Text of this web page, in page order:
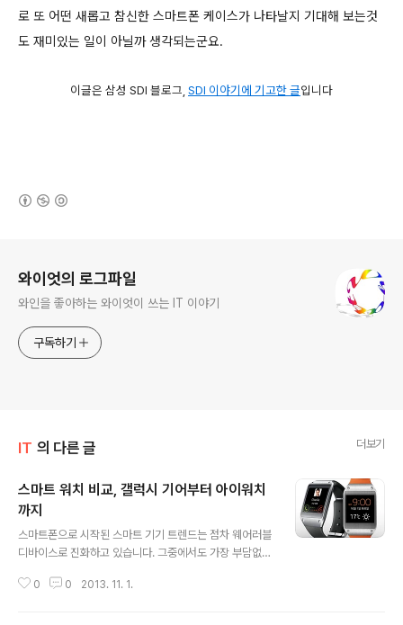
로 또 어떤 새롭고 참신한 스마트폰 케이스가 나타날지 기대해 보는것
도 재미있는 일이 아닐까 생각되는군요.
이글은 삼성 SDI 블로그, SDI 이야기에 기고한 글입니다
와이엇의 로그파일
와인을 좋아하는 와이엇이 쓰는 IT 이야기
구독하기
IT 의 다른 글 더보기
스마트 워치 비교, 갤럭시 기어부터 아이워치
까지
스마트폰으로 시작된 스마트 기기 트렌드는 점차 웨어러블
디바이스로 진화하고 있습니다. 그중에서도 가장 부담없고
워치라고 할 수 있죠. 최근 소개된 스마트 워치는 어떤 것들
0 0 2013. 11. 1.